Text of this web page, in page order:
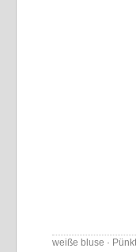
weiße bluse ·